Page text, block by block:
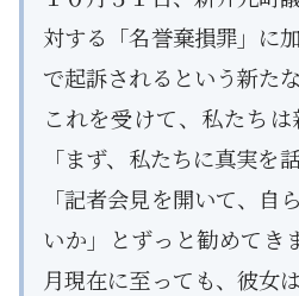
対する「名誉棄損罪」に
で起訴されるという新た
これを受けて、私たち
「まず、私たちに真実を
「記者会見を開いて、自
いか」とずっと勧めてき
月現在に至っても、彼女